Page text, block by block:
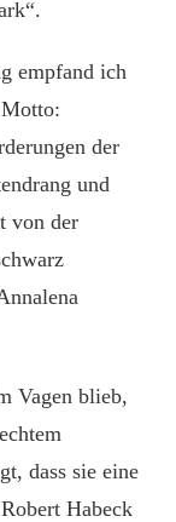
empfand ich
der
und
von der
Vagen blieb,
dass sie eine
Habeck